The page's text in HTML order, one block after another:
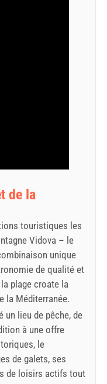
de la
touristiques les
Vidova – le
unique
de qualité et
la plage croate la
la Méditerranée.
un lieu de pêche, de
à une offre
le
de galets, ses
de loisirs actifs tout